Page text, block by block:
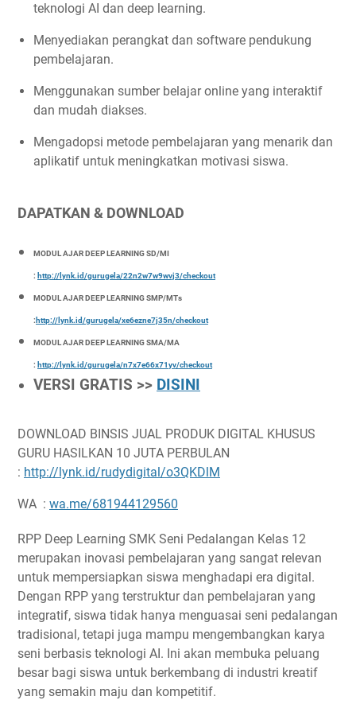
teknologi AI dan deep learning.
Menyediakan perangkat dan software pendukung
pembelajaran.
Menggunakan sumber belajar online yang interaktif
dan mudah diakses.
Mengadopsi metode pembelajaran yang menarik dan
aplikatif untuk meningkatkan motivasi siswa.
DAPATKAN & DOWNLOAD
MODUL AJAR DEEP LEARNING SD/MI
: http://lynk.id/gurugela/22n2w7w9wvj3/checkout
MODUL AJAR DEEP LEARNING SMP/MTs
: http://lynk.id/gurugela/xe6ezne7j35n/checkout
MODUL AJAR DEEP LEARNING SMA/MA
: http://lynk.id/gurugela/n7x7e66x71yv/checkout
VERSI GRATIS >> DISINI
DOWNLOAD BINSIS JUAL PRODUK DIGITAL KHUSUS
GURU HASILKAN 10 JUTA PERBULAN
: http://lynk.id/rudydigital/o3QKDlM
WA : wa.me/681944129560
RPP Deep Learning SMK Seni Pedalangan Kelas 12
merupakan inovasi pembelajaran yang sangat relevan
untuk mempersiapkan siswa menghadapi era digital.
Dengan RPP yang terstruktur dan pembelajaran yang
integratif, siswa tidak hanya menguasai seni pedalangan
tradisional, tetapi juga mampu mengembangkan karya
seni berbasis teknologi AI. Ini akan membuka peluang
besar bagi siswa untuk berkembang di industri kreatif
yang semakin maju dan kompetitif.